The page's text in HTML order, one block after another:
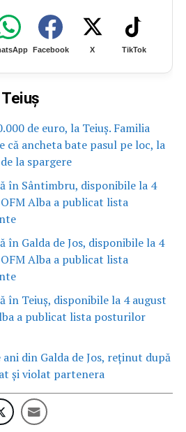
Facebook X TikTok
de euro, la Teiuș. Familia
că ancheta bate pasul pe loc, la
la spargere
în Sântimbru, disponibile la 4
Alba a publicat lista
în Galda de Jos, disponibile la 4
Alba a publicat lista
în Teiuș, disponibile la 4 august
a publicat lista posturilor
din Galda de Jos, reținut după
și violat partenera